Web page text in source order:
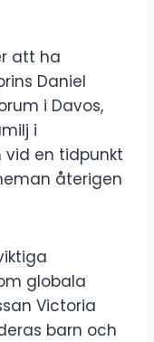
att ha
Daniel
i Davos,
i
vid en tidpunkt
återigen
globala
Victoria
barn och